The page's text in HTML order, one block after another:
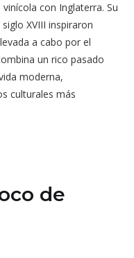
con Inglaterra. Su
XVIII inspiraron
a cabo por el
un rico pasado
moderna,
culturales más
de